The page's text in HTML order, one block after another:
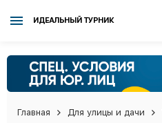
ИДЕАЛЬНЫЙ ТУРНИК
Главная Для улицы и дачи